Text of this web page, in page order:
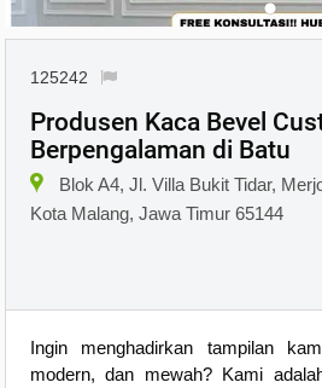
125242
Produsen Kaca Bevel
Berpengalaman di Batu
Blok A4, Jl. Villa Bukit Tidar,
Kota Malang, Jawa Timur 65144
Ingin menghadirkan tampilan
modern, dan mewah? Kami